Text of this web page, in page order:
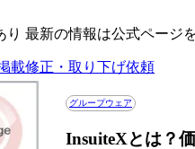
り 最新の情報は公式ページ
載修正・取り下げ依頼
グループウェア
InsuiteXとは？